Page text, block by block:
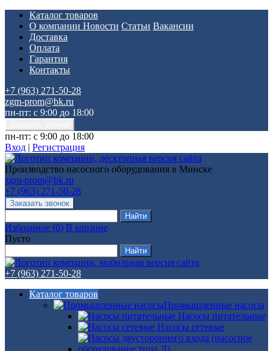
Каталог товаров
О компании Новости Статьи Вакансии
Доставка
Оплата
Гарантия
Контакты
+7 (963) 271-50-28
zgm-prom@bk.ru
пн-пт: с 9:00 до 18:00
пн-пт: с 9:00 до 18:00
Вход | Регистрация
Производство насосного оборудования в Минске
zgm-prom@bk.ru
+7 (963) 271-50-28
Избранное (0) В корзине
Пусто
+7 (963) 271-50-28
Каталог товаров
Промышленные насосы
Насосы питательные
Насосы сетевые